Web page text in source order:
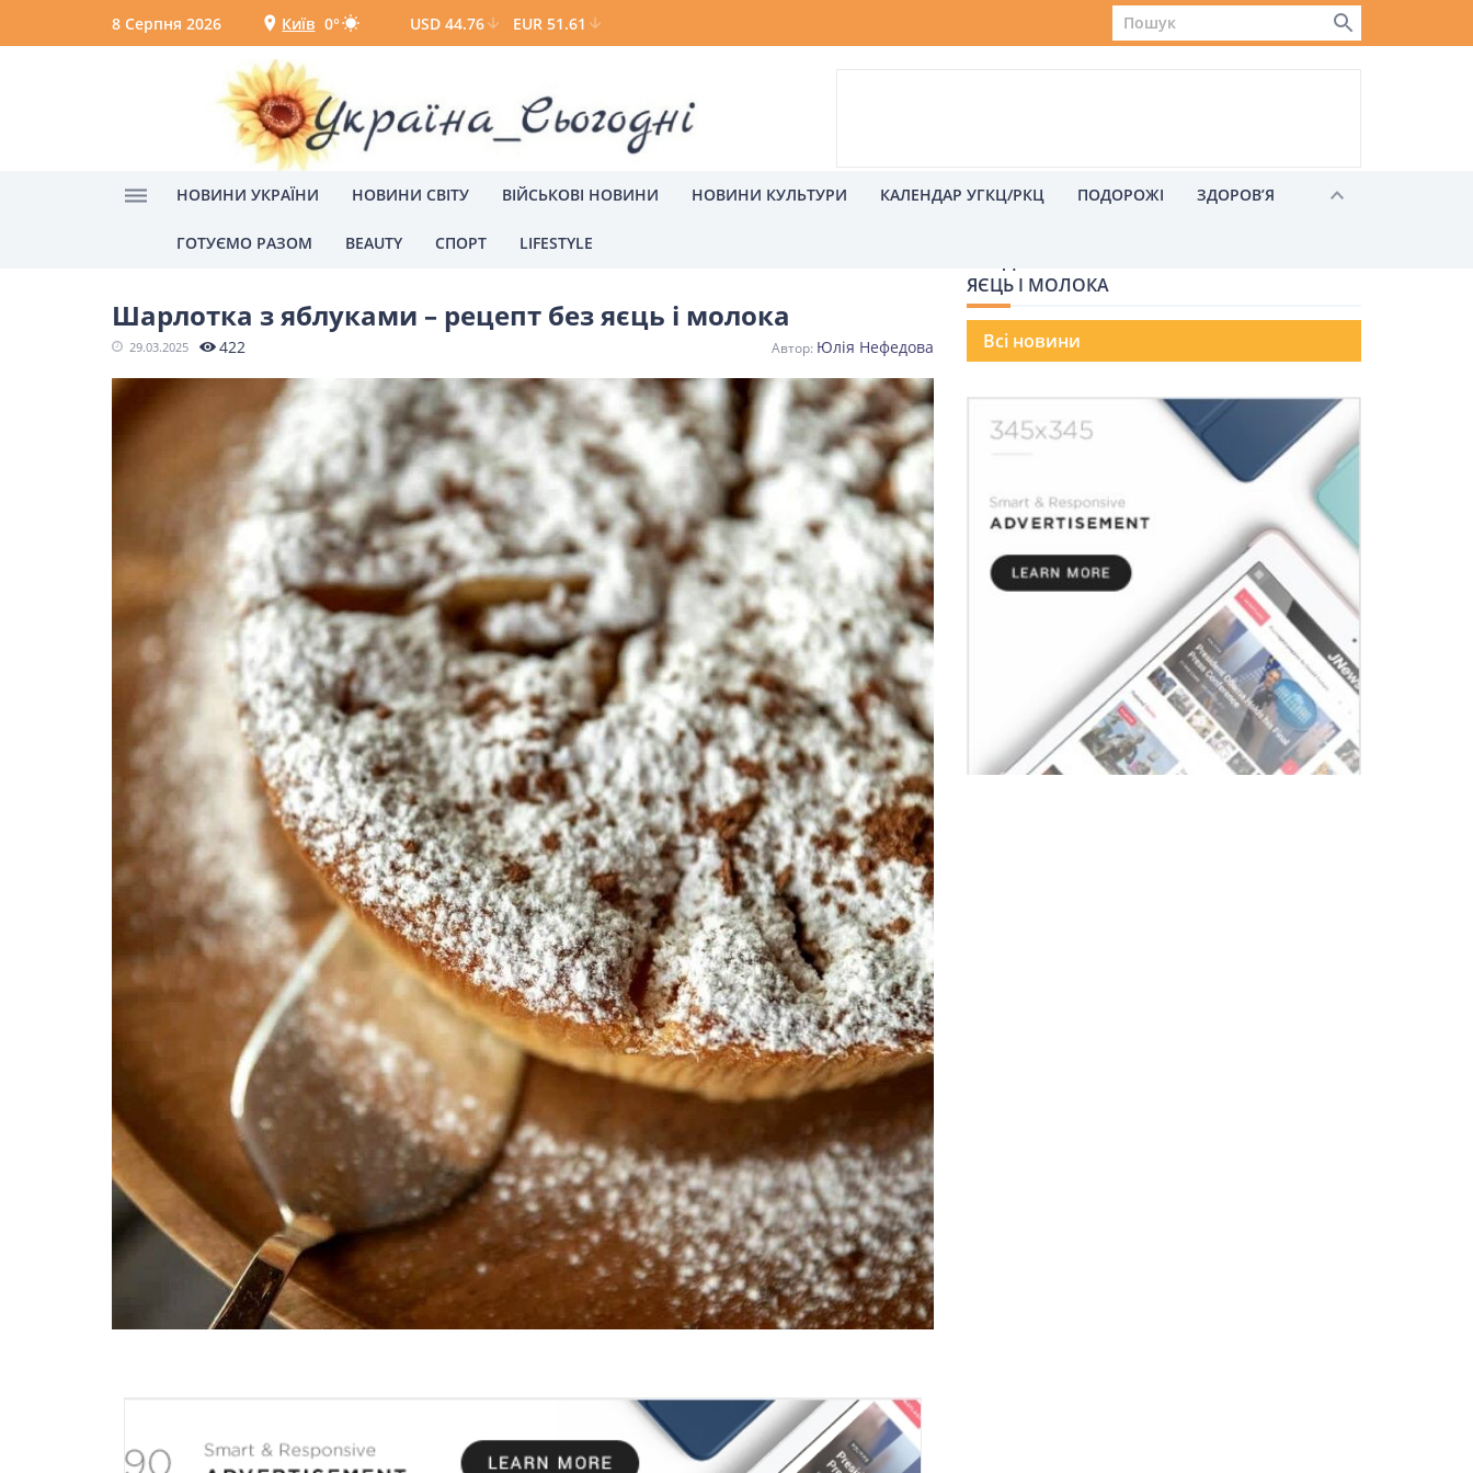
8 Серпня 2026 Київ 0°
Київ
USD 44.76 EUR 51.61
НОВИНИ УКРАЇНИ НОВИНИ СВІТУ ВІЙСЬКОВІ НОВИНИ НОВИНИ КУЛЬТУРИ КАЛЕНДАР УГКЦ/РКЦ ПОДОРОЖІ ЗДОРОВ’Я
ГОТУЄМО РАЗОМ BEAUTY СПОРТ LIFESTYLE
Головні новини Політика Київ Львів
Одеса
НОВИНИ СВІТУ
ВІЙСЬКОВІ НОВИНИ
НОВИНИ КУЛЬТУРИ
КАЛЕНДАР УГКЦ/РКЦ
Літургійні читання УГКЦ
ПОДОРОЖІ
Подорожі Україною
COVID-19
ГОТУЄМО РАЗОМ
Шарлотка з яблуками – рецепт без яєць і молока
29.03.2025 422 Юлія Нефедова
ЯЄЦЬ І МОЛОКА
Всі новини